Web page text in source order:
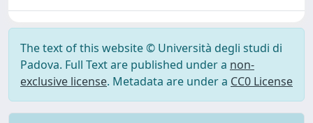
The text of this website © Università degli studi di
Padova. Full Text are published under a non-
exclusive license. Metadata are under a CC0 License